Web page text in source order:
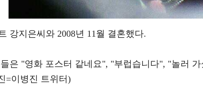
강지은씨와 2008년 11월 결혼했다.
은 "영화 포스터 같네요", "부럽습니다", "놀러
=이병진 트위터)